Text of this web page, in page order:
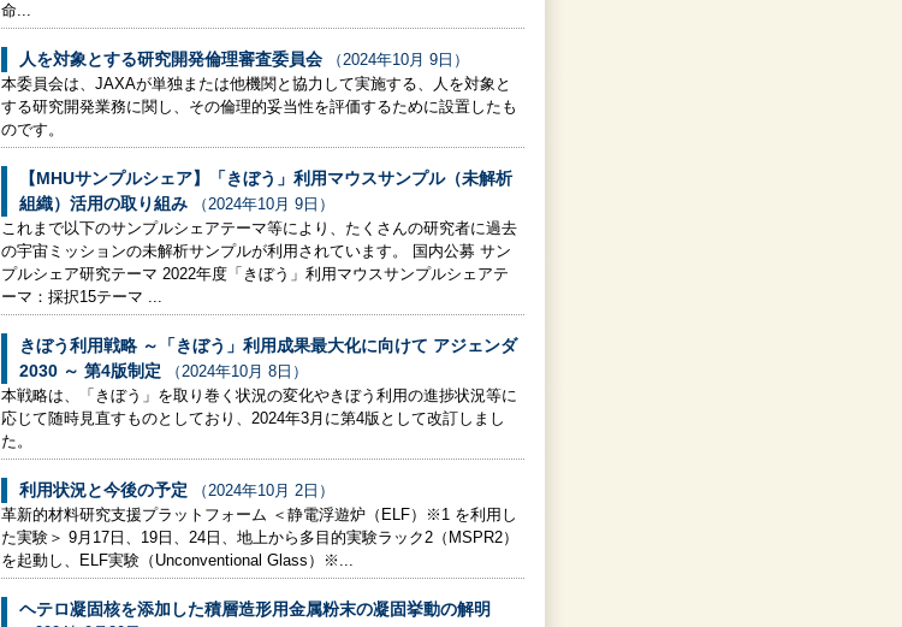
命...
人を対象とする研究開発倫理審査委員会 （2024年10月 9日）
本委員会は、JAXAが単独または他機関と協力して実施する、人を対象と
する研究開発業務に関し、その倫理的妥当性を評価するために設置したも
のです。
【MHUサンプルシェア】「きぼう」利用マウスサンプル（未解析
組織）活用の取り組み
（2024年10月 9日）
これまで以下のサンプルシェアテーマ等により、たくさんの研究者に過去
の宇宙ミッションの未解析サンプルが利用されています。 国内公募 サン
プルシェア研究テーマ 2022年度「きぼう」利用マウスサンプルシェアテ
ーマ：採択15テーマ ...
きぼう利用戦略 ～「きぼう」利用成果最大化に向けて アジェンダ
2030 ～ 第4版制定
（2024年10月 8日）
本戦略は、「きぼう」を取り巻く状況の変化やきぼう利用の進捗状況等に
応じて随時見直すものとしており、2024年3月に第4版として改訂しまし
た。
利用状況と今後の予定 （2024年10月 2日）
革新的材料研究支援プラットフォーム ＜静電浮遊炉（ELF）※1 を利用し
た実験＞ 9月17日、19日、24日、地上から多目的実験ラック2（MSPR2）
を起動し、ELF実験（Unconventional Glass）※...
ヘテロ凝固核を添加した積層造形用金属粉末の凝固挙動の解明